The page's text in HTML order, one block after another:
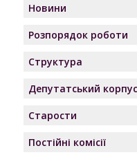
Новини
Розпорядок роботи
Структура
Депутатський корпус
Старости
Постійні комісії